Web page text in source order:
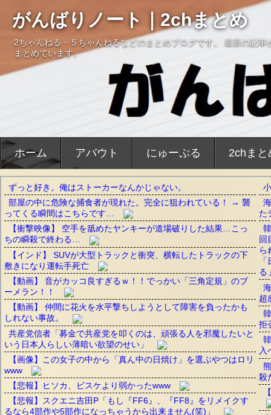
がんばりノート｜2chまとめ
2ちゃんねる・５ちゃんねるなどのまとめブログです。 最新の記事
まとめています。
ホーム アバウト にゅーぷる 2chま
ずっと好き。俺はストーカーなんかじゃない。
部屋の中に危険な捕食者が現れた。完全に狙われている！ → 襲
ってくる瞬間はこちらです…
【衝撃映像】 空手を舐めたヤンキーが道場破りした結果…こっ
ちの瞬殺で終わる…
【インド】 SUVが大型トラックと衝突、横転したトラックの下
敷きになり運転手死亡
【動画】 音がカッコ良すぎるｗ！！でっかい「三角定規」のブ
ーメラン！！
【動画】 仲間に花火を水平撃ちしようとして障害を負ったかも
しれない事故。
共産党信者「募金で共産党を叩くのは、頑張る人を邪魔したいと
いう日本人らしい薄暗い欲望のせい」
【画像】この女子の中から「真ん中の日焼け」を選ぶやつはロリ
www
【悲報】ヒソカ、ビスケより弱かったwww
【悲報】スクエニ吉田P「もし『FF6』、『FF8』をリメイクす
るなら4部作や5部作になっちゃうから出来ません(笑)」
た
回
ら
る
超
拒
入
殺